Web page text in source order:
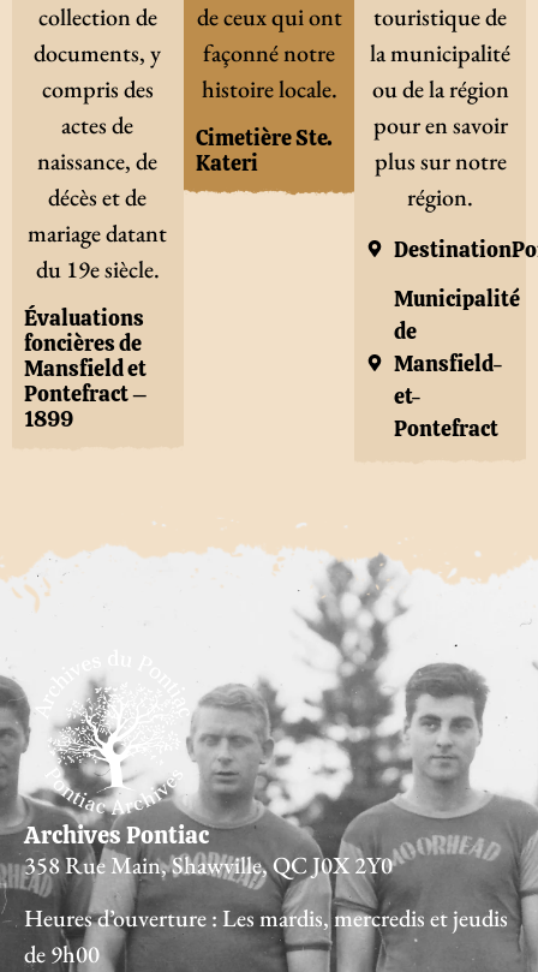
collection de
documents, y
compris des
actes de
naissance, de
décès et de
mariage datant
du 19e siècle.
Évaluations
foncières de
Mansfield et
Pontefract –
1899
de ceux qui ont
façonné notre
histoire locale.
Cimetière Ste.
Kateri
touristique de
la municipalité
ou de la région
pour en savoir
plus sur notre
région.
Municipalité
de
Mansfield-
et-
Pontefract
Archives Pontiac
358 Rue Main, Shawville, QC J0X 2Y0
Heures d’ouverture : Les mardis, mercredis et jeudis
de 9h00